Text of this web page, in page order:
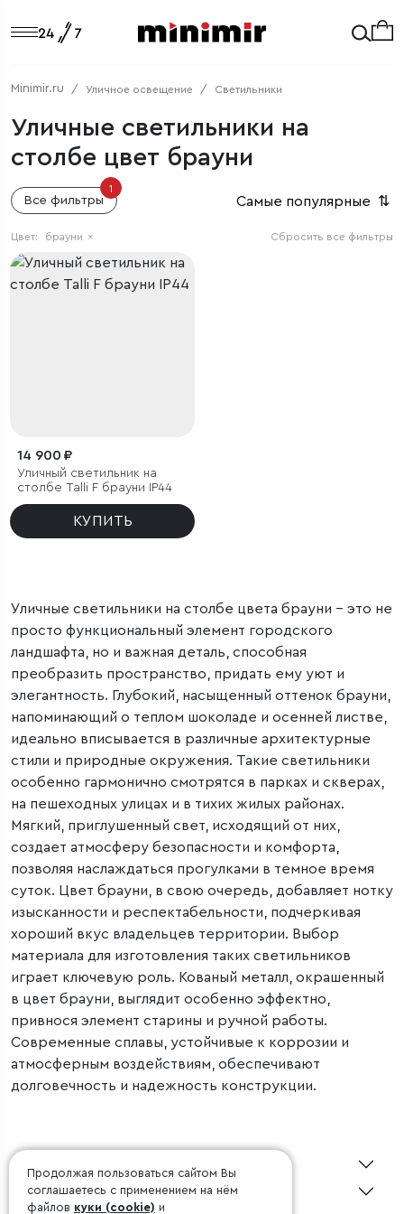
Minimir.ru Уличное освещение Светильники
Уличные светильники на
столбе цвет брауни
Все фильтры
1
Самые популярные ⇅
Сбросить все фильтры
Цвет: брауни ×
14 900 ₽
Уличный светильник на
столбе Talli F брауни IP44
КУПИТЬ
Уличные светильники на столбе цвета брауни – это не
просто функциональный элемент городского
ландшафта, но и важная деталь, способная
преобразить пространство, придать ему уют и
элегантность. Глубокий, насыщенный оттенок брауни,
напоминающий о теплом шоколаде и осенней листве,
идеально вписывается в различные архитектурные
стили и природные окружения. Такие светильники
особенно гармонично смотрятся в парках и скверах,
на пешеходных улицах и в тихих жилых районах.
Мягкий, приглушенный свет, исходящий от них,
создает атмосферу безопасности и комфорта,
позволяя наслаждаться прогулками в темное время
суток. Цвет брауни, в свою очередь, добавляет нотку
изысканности и респектабельности, подчеркивая
хороший вкус владельцев территории. Выбор
материала для изготовления таких светильников
играет ключевую роль. Кованый металл, окрашенный
в цвет брауни, выглядит особенно эффектно,
привнося элемент старины и ручной работы.
Современные сплавы, устойчивые к коррозии и
атмосферным воздействиям, обеспечивают
долговечность и надежность конструкции.
Покупателю
Продолжая пользоваться сайтом Вы
соглашаетесь с применением на нём
файлов куки (cookie) и